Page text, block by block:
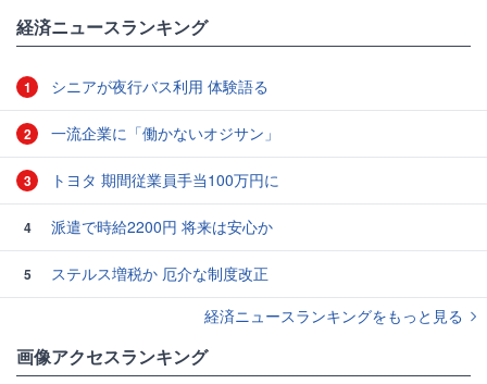
経済ニュースランキング
1 シニアが夜行バス利用 体験語る
2 一流企業に「働かないオジサン」
3 トヨタ 期間従業員手当100万円に
4 派遣で時給2200円 将来は安心か
5
ステルス増税か 厄介な制度改正
経済ニュースランキングをもっと見る
画像アクセスランキング